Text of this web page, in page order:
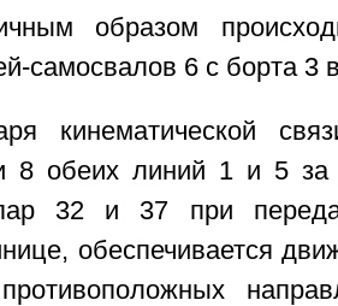
образом
самосвалов 6 с борта 3
кинематической
8 обеих линий 1 и 5 за
32 и 37 при
обеспечивается